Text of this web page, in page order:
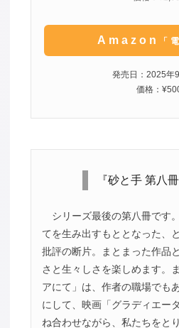
Amazon 「
発売日：2025年
価格：
『砂と手 第八
シリーズ最後の第八冊です
てを生み出すもととなった、
批評の断片。まとまった作品
さと生々しさを楽しめます。
アにて」は、作者の職場でも
にして、映画「グラディエー
ね合わせながら、私たちをと